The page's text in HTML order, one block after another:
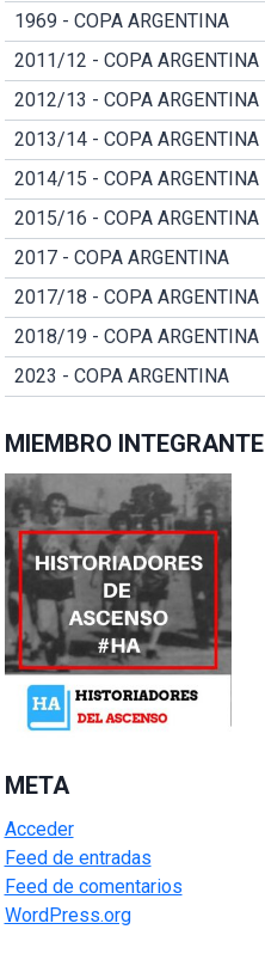
1969 - COPA ARGENTINA
2011/12 - COPA ARGENTINA
2012/13 - COPA ARGENTINA
2013/14 - COPA ARGENTINA
2014/15 - COPA ARGENTINA
2015/16 - COPA ARGENTINA
2017 - COPA ARGENTINA
2017/18 - COPA ARGENTINA
2018/19 - COPA ARGENTINA
2023 - COPA ARGENTINA
MIEMBRO INTEGRANTE
META
Acceder
Feed de entradas
Feed de comentarios
WordPress.org